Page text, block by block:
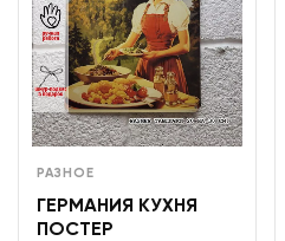
РАЗНОЕ
ГЕРМАНИЯ КУХНЯ
ПОСТЕР